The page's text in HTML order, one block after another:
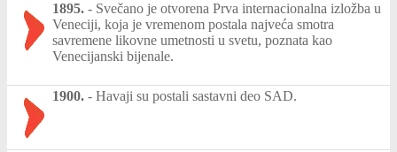
1895. - Svečano je otvorena Prva internacionalna izložba u
Veneciji, koja je vremenom postala najveća smotra
savremene likovne umetnosti u svetu, poznata kao
Venecijanski bijenale.
1900. - Havaji su postali sastavni deo SAD.